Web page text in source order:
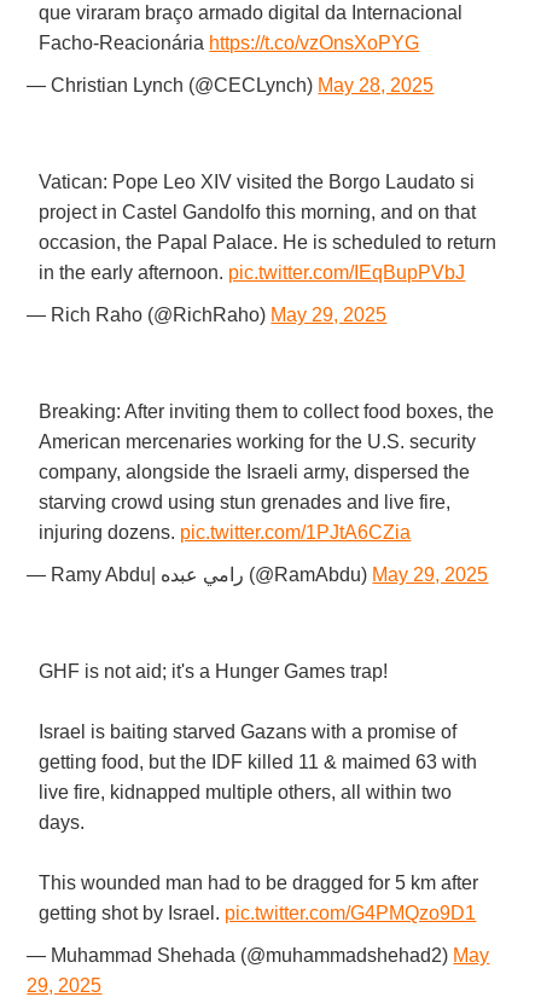
que viraram braço armado digital da Internacional
Facho-Reacionária https://t.co/vzOnsXoPYG
— Christian Lynch (@CECLynch) May 28, 2025
Vatican: Pope Leo XIV visited the Borgo Laudato si
project in Castel Gandolfo this morning, and on that
occasion, the Papal Palace. He is scheduled to return
in the early afternoon. pic.twitter.com/IEqBupPVbJ
— Rich Raho (@RichRaho) May 29, 2025
Breaking: After inviting them to collect food boxes, the
American mercenaries working for the U.S. security
company, alongside the Israeli army, dispersed the
starving crowd using stun grenades and live fire,
injuring dozens. pic.twitter.com/1PJtA6CZia
— Ramy Abdu| رامي عبده (@RamAbdu) May 29, 2025
GHF is not aid; it's a Hunger Games trap!
Israel is baiting starved Gazans with a promise of
getting food, but the IDF killed 11 & maimed 63 with
live fire, kidnapped multiple others, all within two
days.
This wounded man had to be dragged for 5 km after
getting shot by Israel. pic.twitter.com/G4PMQzo9D1
— Muhammad Shehada (@muhammadshehad2) May
29, 2025